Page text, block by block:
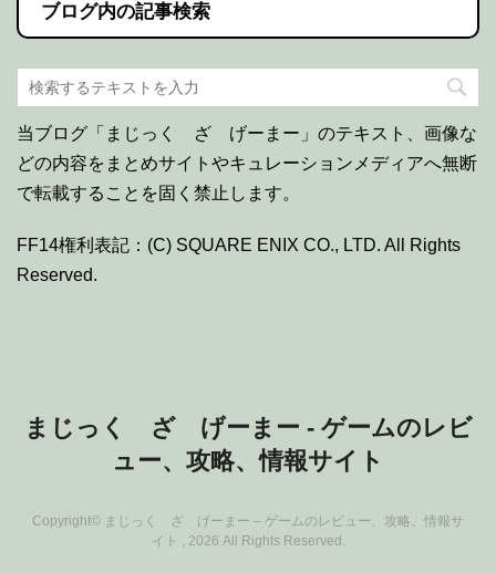
ブログ内の記事検索
当ブログ「まじっく ざ げーまー」のテキスト、画像な
どの内容をまとめサイトやキュレーションメディアへ無断
で転載することを固く禁止します。
FF14権利表記：(C) SQUARE ENIX CO., LTD. All Rights
Reserved.
まじっく ざ げーまー - ゲームのレビ
ュー、攻略、情報サイト
Copyright© まじっく ざ げーまー – ゲームのレビュー、攻略、情報サ
イト , 2026 All Rights Reserved.